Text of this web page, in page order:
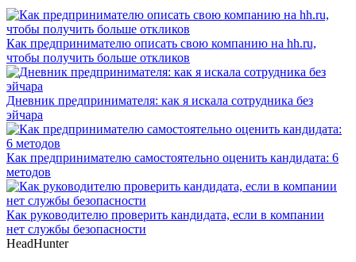
Как предпринимателю описать свою компанию на hh.ru,
чтобы получить больше откликов
Дневник предпринимателя: как я искала сотрудника без
эйчара
Как предпринимателю самостоятельно оценить кандидата: 6
методов
Как руководителю проверить кандидата, если в компании
нет службы безопасности
HeadHunter